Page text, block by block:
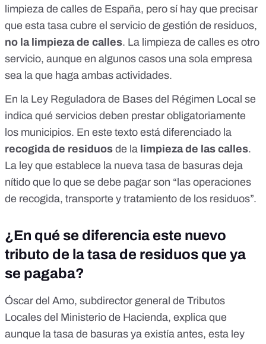
limpieza de calles de España, pero sí hay que precisar
que esta tasa cubre el servicio de gestión de residuos,
no la limpieza de calles. La limpieza de calles es otro
servicio, aunque en algunos casos una sola empresa
sea la que haga ambas actividades.
En la Ley Reguladora de Bases del Régimen Local se
indica qué servicios deben prestar obligatoriamente
los municipios. En este texto está diferenciado la
recogida de residuos de la limpieza de las calles.
La ley que establece la nueva tasa de basuras deja
nítido que lo que se debe pagar son “ las operaciones
de recogida, transporte y tratamiento de los residuos”.
¿En qué se diferencia este nuevo
tributo de la tasa de residuos que ya
se pagaba?
Óscar del Amo, subdirector general de Tributos
Locales del Ministerio de Hacienda, explica que
aunque la tasa de basuras ya existía antes, esta ley